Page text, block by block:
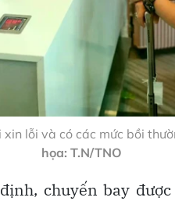
lỗi và có các mức bồi
họa: T.N/TNO
chuyến bay